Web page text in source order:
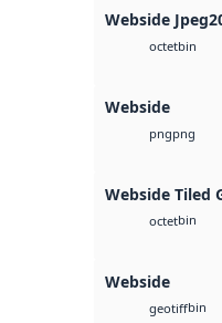
Webside
octetbin
Webside
pngpng
Webside Tiled
octetbin
Webside
geotiffbin